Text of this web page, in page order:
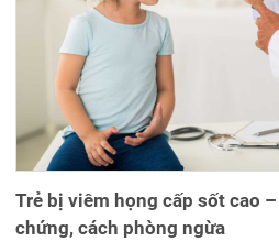
Trẻ bị viêm họng cấp sốt cao
chứng, cách phòng ngừa